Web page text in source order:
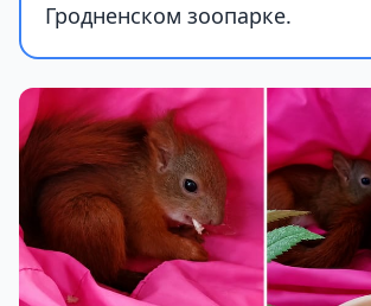
Гродненском зоопарке.